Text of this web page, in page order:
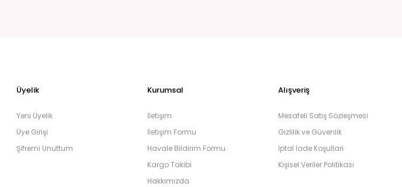
Üyelik
Yeni Üyelik
Üye Girişi
Şifremi Unuttum
Kurumsal
İletişim
İletişim Formu
Havale Bildirim Formu
Kargo Takibi
Hakkımızda
Alışveriş
Mesafeli Satış Sözleşmesi
Gizlilik ve Güvenlik
İptal İade Koşullari
Kişisel Veriler Politikası